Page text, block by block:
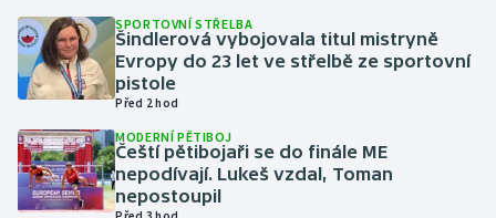
Motorsport
Olympijské hry
Plavání
SPORTOVNÍ STŘELBA
Šindlerová vybojovala titul mistryně
Evropy do 23 let ve střelbě ze sportovní
pistole
Před 2 hod
MODERNÍ PĚTIBOJ
Čeští pětibojaři se do finále ME
nepodívají. Lukeš vzdal, Toman
nepostoupil